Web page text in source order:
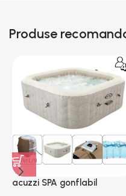
Produse
acuzzi SPA gonflabil